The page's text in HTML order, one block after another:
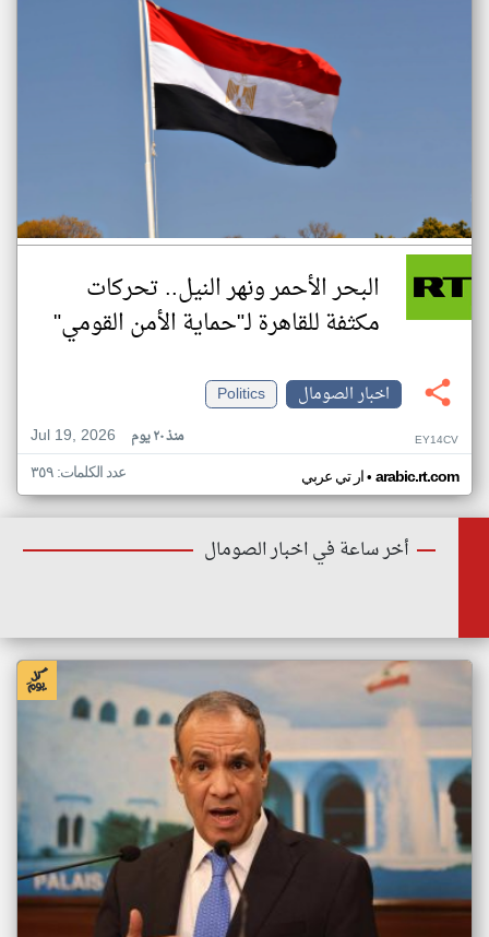
البحر الأحمر ونهر النيل.. تحركات
مكثفة للقاهرة لـ"حماية الأمن القومي"
اخبار الصومال
Politics
Jul 19, 2026
منذ ٢٠ يوم EY14CV
ار تي عربي• arabic.rt.com عدد الكلمات: ٣٥٩
أخر ساعة في اخبار الصومال